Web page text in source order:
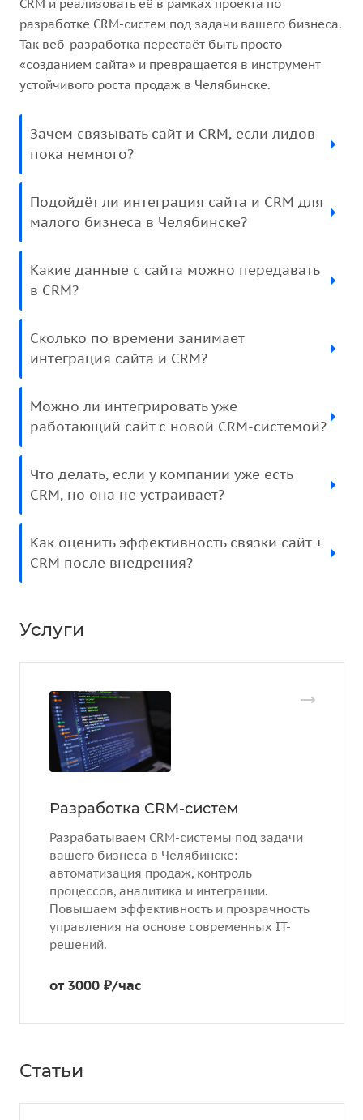
CRM и реализовать её в рамках проекта по
разработке CRM-систем под задачи вашего бизнеса.
Так веб-разработка перестаёт быть просто
«созданием сайта» и превращается в инструмент
устойчивого роста продаж в Челябинске.
Зачем связывать сайт и CRM, если лидов
пока немного?
Подойдёт ли интеграция сайта и CRM для
малого бизнеса в Челябинске?
Какие данные с сайта можно передавать
в CRM?
Сколько по времени занимает
интеграция сайта и CRM?
Можно ли интегрировать уже
работающий сайт с новой CRM-системой?
Что делать, если у компании уже есть
CRM, но она не устраивает?
Как оценить эффективность связки сайт +
CRM после внедрения?
Услуги
Разработка CRM-систем
Разрабатываем CRM-системы под задачи
вашего бизнеса в Челябинске:
автоматизация продаж, контроль
процессов, аналитика и интеграции.
Повышаем эффективность и прозрачность
управления на основе современных IT-
решений.
от 3000 ₽/час
Статьи